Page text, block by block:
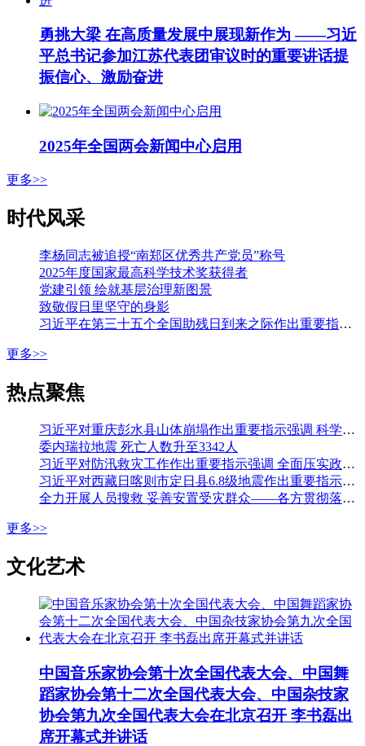
勇挑大梁 在高质量发展中展现新作为 ——习近
平总书记参加江苏代表团审议时的重要讲话提
振信心、激励奋进
2025年全国两会新闻中心启用
更多>>
时代风采
李杨同志被追授“南郑区优秀共产党员”称号
2025年度国家最高科学技术奖获得者
党建引领 绘就基层治理新图景
致敬假日里坚守的身影
习近平在第三十五个全国助残日到来之际作出重要指示强调 从自强模范身上汲取精神力量 勇敢克服困难挑战积极追求人生梦想 李强会见第七次全国自强模范暨助残先进表彰大会代表
更多>>
热点聚焦
习近平对重庆彭水县山体崩塌作出重要指示强调 科学组织搜救 加强监测预警和巡查排险 切实保障人民群众生命财产安全 李强作出批示
委内瑞拉地震 死亡人数升至3342人
习近平对防汛救灾工作作出重要指示强调 全面压实政治责任 落实落细各项防汛措施 全力保障人民生命财产安全 李强作出批示
习近平对西藏日喀则市定日县6.8级地震作出重要指示强调 全力开展人员搜救 最大限度减少人员伤亡 妥善安置受灾群众 确保安全温暖过冬 李强作出批示
全力开展人员搜救 妥善安置受灾群众——各方贯彻落实习近平总书记重要指示全力开展西藏定日县地震大救援
更多>>
文化艺术
中国音乐家协会第十次全国代表大会、中国舞
蹈家协会第十二次全国代表大会、中国杂技家
协会第九次全国代表大会在北京召开 李书磊出
席开幕式并讲话